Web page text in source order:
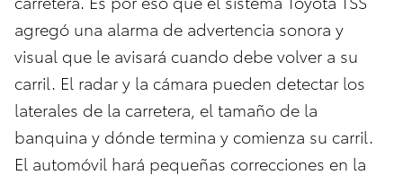
agregó una alarma de advertencia sonora y
visual que le avisará cuando debe volver a su
carril. El radar y la cámara pueden detectar los
laterales de la carretera, el tamaño de la
banquina y dónde termina y comienza su carril.
El automóvil hará pequeñas correcciones en la